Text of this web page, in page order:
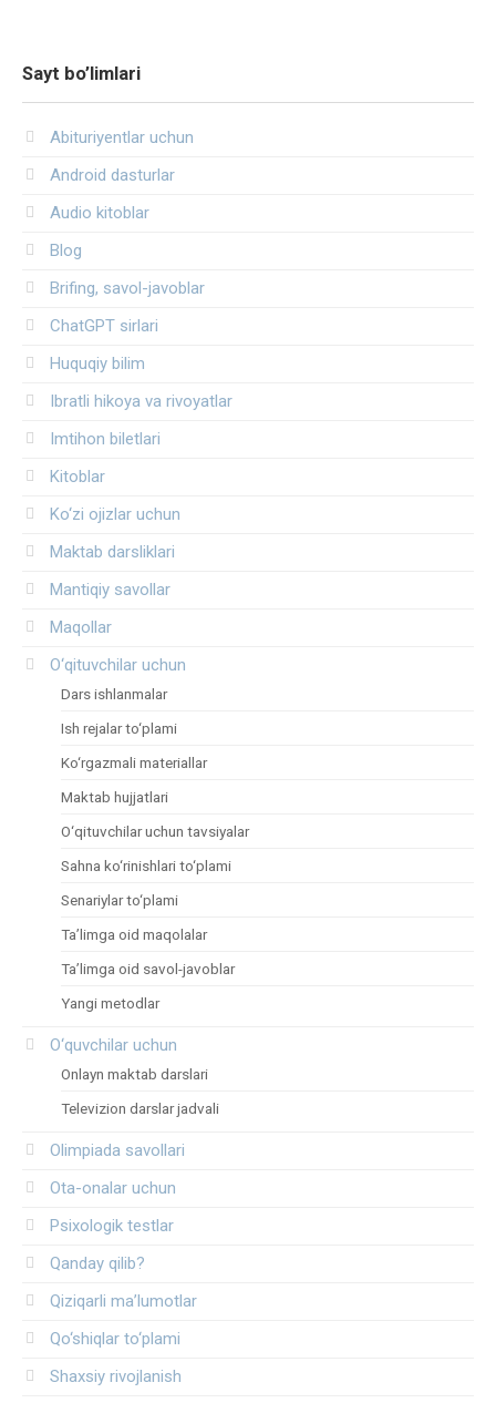
Sayt bo’limlari
Abituriyentlar uchun
Android dasturlar
Audio kitoblar
Blog
Brifing, savol-javoblar
ChatGPT sirlari
Huquqiy bilim
Ibratli hikoya va rivoyatlar
Imtihon biletlari
Kitoblar
Ko‘zi ojizlar uchun
Maktab darsliklari
Mantiqiy savollar
Maqollar
O‘qituvchilar uchun
Dars ishlanmalar
Ish rejalar to‘plami
Ko‘rgazmali materiallar
Maktab hujjatlari
O‘qituvchilar uchun tavsiyalar
Sahna ko‘rinishlari to‘plami
Senariylar to‘plami
Ta’limga oid maqolalar
Ta’limga oid savol-javoblar
Yangi metodlar
O‘quvchilar uchun
Onlayn maktab darslari
Televizion darslar jadvali
Olimpiada savollari
Ota-onalar uchun
Psixologik testlar
Qanday qilib?
Qiziqarli ma’lumotlar
Qo‘shiqlar to‘plami
Shaxsiy rivojlanish